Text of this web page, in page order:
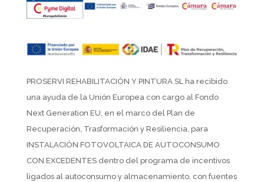
PROSERVI REHABILITACIÓN Y PINTURA SL ha recibido
una ayuda de la Unión Europea con cargo al Fondo
Next Generation EU, en el marco del Plan de
Recuperación, Trasformación y Resiliencia, para
INSTALACIÓN FOTOVOLTAICA DE AUTOCONSUMO
CON EXCEDENTES dentro del programa de incentivos
ligados al autoconsumo y almacenamiento, con fuentes